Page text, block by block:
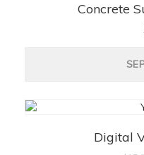
Concrete
Digital